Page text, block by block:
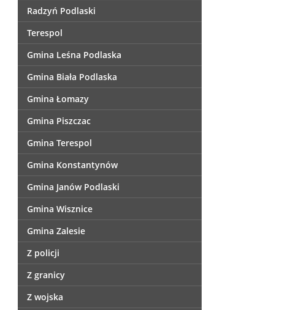
Radzyń Podlaski
Terespol
Gmina Leśna Podlaska
Gmina Biała Podlaska
Gmina Łomazy
Gmina Piszczac
Gmina Terespol
Gmina Konstantynów
Gmina Janów Podlaski
Gmina Wisznice
Gmina Zalesie
Z policji
Z granicy
Z wojska